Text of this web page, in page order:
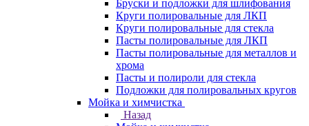
Бруски и подложки для шлифования
Круги полировальные для ЛКП
Круги полировальные для стекла
Пасты полировальные для ЛКП
Пасты полировальные для металлов и
хрома
Пасты и полироли для стекла
Подложки для полировальных кругов
Мойка и химчистка
Назад